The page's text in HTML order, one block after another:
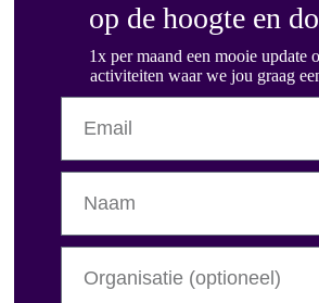
op de hoogte en
1x per maand een mooie update
activiteiten waar we jou graag